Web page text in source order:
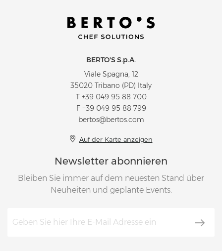
BERTO'S S.p.A.
Viale Spagna, 12
35020 Tribano (PD) Italy
T +39 049 95 88 700
F +39 049 95 88 799
bertos@bertos.com
Auf der Karte anzeigen
Newsletter abonnieren
Bleiben Sie immer auf dem neuesten Stand über
Neuheiten und geplante Events.